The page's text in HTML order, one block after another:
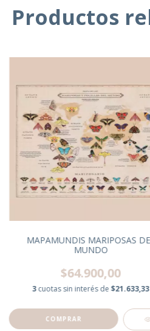
Productos
MAPAMUNDIS MARIPOSAS
MUNDO
$64.900,00
3cuotas sin interés de$21.633,33